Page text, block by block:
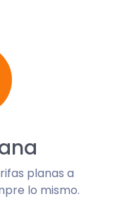
planas a
lo mismo.